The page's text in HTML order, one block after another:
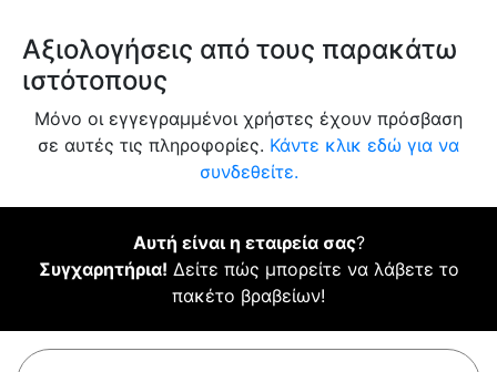
Αξιολογήσεις από τους παρακάτω
ιστότοπους
Μόνο οι εγγεγραμμένοι χρήστες έχουν πρόσβαση
σε αυτές τις πληροφορίες. Κάντε κλικ εδώ για να
συνδεθείτε.
Αυτή είναι η εταιρεία σας?
Συγχαρητήρια! Δείτε πώς μπορείτε να λάβετε το
πακέτο βραβείων!